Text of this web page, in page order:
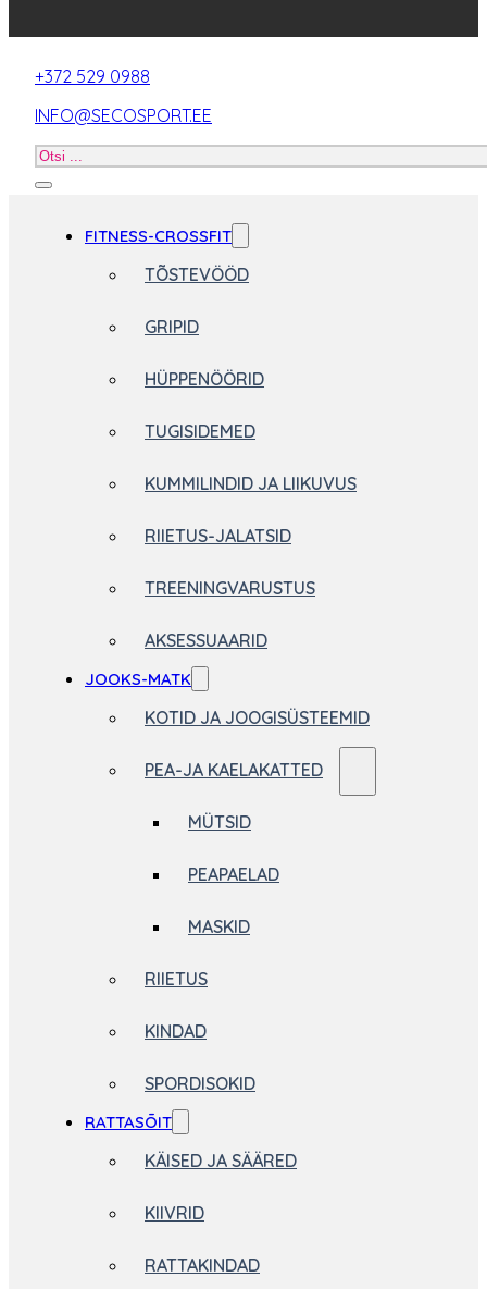
+372 529 0988
INFO@SECOSPORT.EE
Otsi
FITNESS-CROSSFIT
TÕSTEVÖÖD
GRIPID
HÜPPENÖÖRID
TUGISIDEMED
KUMMILINDID JA LIIKUVUS
RIIETUS-JALATSID
TREENINGVARUSTUS
AKSESSUAARID
JOOKS-MATK
KOTID JA JOOGISÜSTEEMID
PEA-JA KAELAKATTED
MÜTSID
PEAPAELAD
MASKID
RIIETUS
KINDAD
SPORDISOKID
RATTASÕIT
KÄISED JA SÄÄRED
KIIVRID
RATTAKINDAD